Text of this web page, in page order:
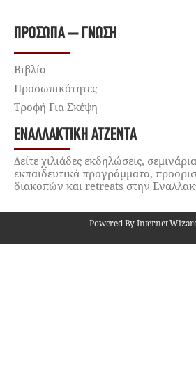
ΠΡΌΣΩΠΑ – ΓΝΏΣΗ
Βιβλία
Προσωπικότητες
Τροφή Για Σκέψη
ΕΝΑΛΛΑΚΤΙΚΉ ΑΤΖΈΝΤΑ
Δείτε χιλιάδες εκδηλώσεις,
εκπαιδευτικά προγράμματα,
διακοπών και retreats στην
Powered By Internet